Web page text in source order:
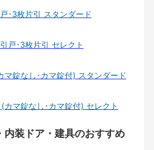
･3枚片引 スタンダード
引戸･3枚片引 セレクト
マ錠なし･カマ錠付) スタンダード
カマ錠なし･カマ錠付) セレクト
内装ドア・建具のおすすめ